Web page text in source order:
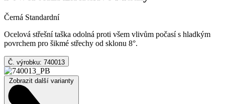
Černá Standardní
Ocelová střešní taška odolná proti všem vlivům počasí s hladkým
povrchem pro šikmé střechy od sklonu 8°.
Č. výrobku: 740013
Zobrazit další varianty